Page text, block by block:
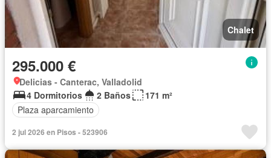
Chalet
295.000 €
Delicias - Canterac, Valladolid
4 Dormitorios
2 Baños
171 m²
Plaza aparcamiento
2 jul 2026 en Pisos - 523906